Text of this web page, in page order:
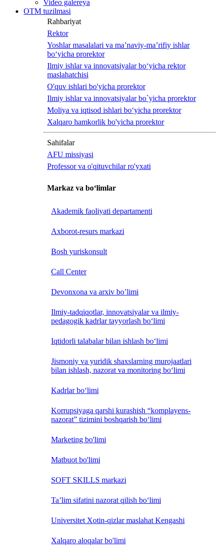
Video galereya
OTM tuzilmasi
Rahbariyat
Rektor
Yoshlar masalalari va ma’naviy-ma’rifiy ishlar
bo‘yicha prorektor
Ilmiy ishlar va innovatsiyalar bo‘yicha rektor
maslahatchisi
O'quv ishlari bo'yicha prorektor
Ilmiy ishlar va innovatsiyalar bo`yicha prorektor
Moliya va iqtisod ishlari bo‘yicha prorektor
Xalqaro hamkorlik bo'yicha prorektor
Sahifalar
AFU missiyasi
Professor va o'qituvchilar ro'yxati
Markaz va bo‘limlar
Akademik faoliyati departamenti
Axborot-resurs markazi
Bosh yuriskonsult
Call Center
Devonxona va arxiv bo’limi
Ilmiy-tadqiqotlar, innovatsiyalar va ilmiy-
pedagogik kadrlar tayyorlash bo‘limi
Iqtidorli talabalar bilan ishlash bo‘limi
Jismoniy va yuridik shaxslarning murojaatlari
bilan ishlash, nazorat va monitoring bo‘limi
Kadrlar bo‘limi
Korrupsiyaga qarshi kurashish “komplayens-
nazorat” tizimini boshqarish bo‘limi
Marketing bo'limi
Matbuot bo'limi
SOFT SKILLS markazi
Ta’lim sifatini nazorat qilish bo‘limi
Universitet Xotin-qizlar maslahat Kengashi
Xalqaro aloqalar bo'limi